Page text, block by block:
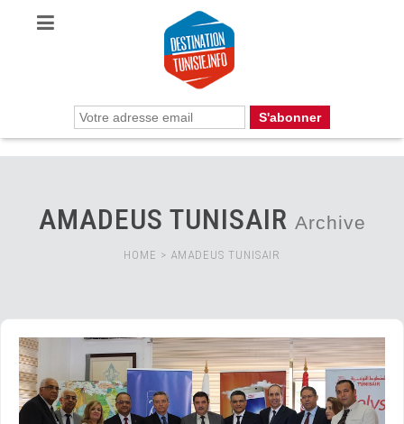
AMADEUS TUNISAIR Archive
HOME > AMADEUS TUNISAIR